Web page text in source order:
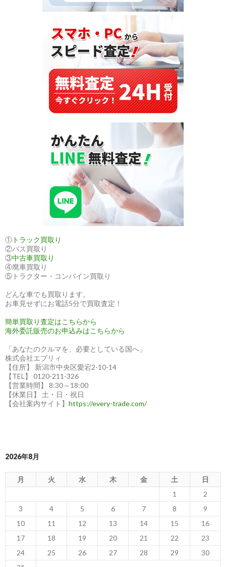
を
ィ
ジ
ー
へ
輸
出
し
ま
た
① トラック買取り
②バス買取り
③中古車買取り
④廃車買取り
⑤トラクター・コンバイン買取り
どんな車でも買取ります。
お車見せずにお電話5分で買取査定！
簡単買取り査定はこちらから
海外委託販売のお申込みはこちらから
「あなたのクルマを、必要としている国へ」
株式会社エブリィ
【住所】 新潟市中央区愛宕2-10-14
【TEL】 0120-211-326
【営業時間】 8:30～18:00
【休業日】 土・日・祝日
【会社案内サイト】 https://every-trade.com/
2026年8月
月 火 水 木 金 土
日
1
2
3
4 5 6 7 8
9
10
11 12 13 14 15
16
17
18 19 20 21 22
23
24
25 26 27 28 29
30